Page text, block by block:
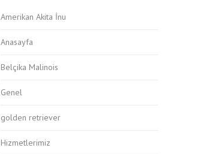
Amerikan Akita İnu
Anasayfa
Belçika Malinois
Genel
golden retriever
Hizmetlerimiz